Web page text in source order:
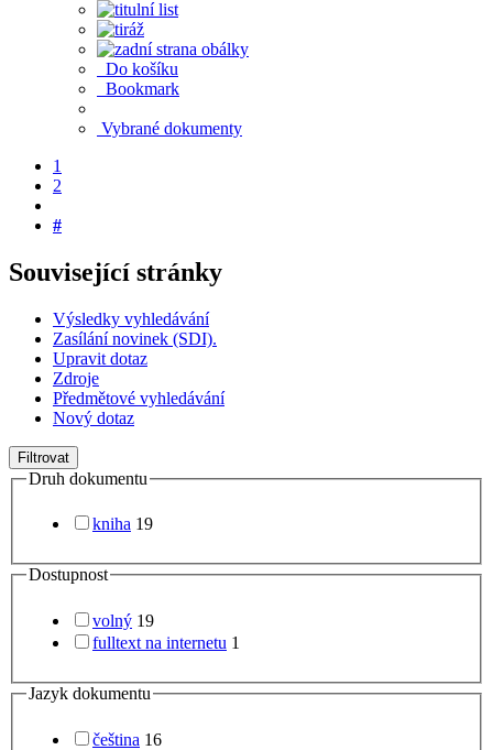
Do košíku
Bookmark
Vybrané dokumenty
1
2
#
Související stránky
Výsledky vyhledávání
Zasílání novinek (SDI).
Upravit dotaz
Zdroje
Předmětové vyhledávání
Nový dotaz
Filtrovat
Druh dokumentu
kniha 19
Dostupnost
volný 19
fulltext na internetu 1
Jazyk dokumentu
čeština 16